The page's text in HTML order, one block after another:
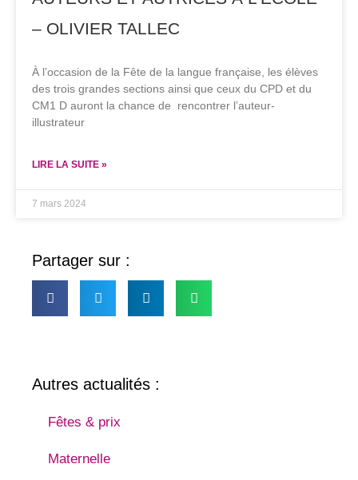
– OLIVIER TALLEC
À l’occasion de la Fête de la langue française, les élèves
des trois grandes sections ainsi que ceux du CPD et du
CM1 D auront la chance de rencontrer l’auteur-
illustrateur
LIRE LA SUITE »
7 mars 2024
Partager sur :
Autres actualités :
Fêtes & prix
Maternelle